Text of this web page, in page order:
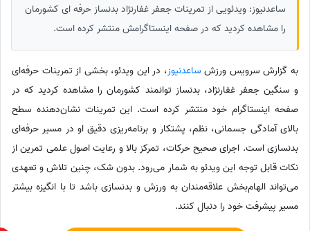
ساعدنیوز: ویدئویی از تمرینات جعفر غفارنژاد بدنساز حرفه ای کشورمان
را مشاهده کردید که در صفحه اینستاگرامش منتشر کرده است.
به گزارش سرویس ورزش ساعدنیوز، در این ویدئو، بخشی از تمرینات حرفه‌ای
و سنگین جعفر غفارنژاد، بدنساز توانمند کشورمان را مشاهده کردید که در
صفحه اینستاگرام خود منتشر کرده است. این تمرینات نشان‌دهنده سطح
بالای آمادگی جسمانی، نظم، پشتکار و برنامه‌ریزی دقیق او در مسیر حرفه‌ای
بدنسازی است. اجرای صحیح حرکات، تمرکز بالا و رعایت اصول علمی تمرین از
نکات قابل توجه این ویدئو به شمار می‌رود. بدون شک، چنین تلاش و تعهدی
می‌تواند الهام‌بخش علاقه‌مندان به ورزش و بدنسازی باشد تا با انگیزه بیشتر
مسیر پیشرفت خود را دنبال کنند.